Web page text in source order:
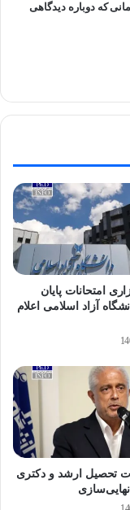
که دوباره دیدگاهی
امتحانات پایان
آزاد اسلامی اعلام
تحصیل ارشد و دکتری
نهایی‌سازی